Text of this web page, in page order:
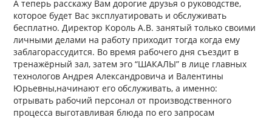
А теперь расскажу Вам дорогие друзья о руководстве,
которое будет Вас эксплуатировать и обслуживать
бесплатно. Директор Король А.В. занятый только своими
личными делами на работу приходит тогда когда ему
заблагорассудится. Во время рабочего дня съездит в
тренажёрный зал, затем эго “ШАКАЛЫ” в лице главных
технологов Андрея Александровича и Валентины
Юрьевны,начинают его обслуживать, а именно:
отрывать рабочий персонал от производственного
процесса выготавливая блюда по его запросам